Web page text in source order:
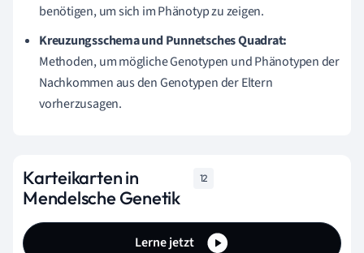
benötigen, um sich im Phänotyp zu zeigen.
Kreuzungsschema und Punnetsches Quadrat:
Methoden, um mögliche Genotypen und Phänotypen der
Nachkommen aus den Genotypen der Eltern
vorherzusagen.
Karteikarten in
Mendelsche Genetik
12
Lerne jetzt